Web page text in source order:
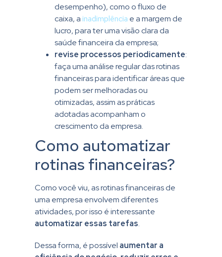
desempenho), como o fluxo de
caixa, a inadimplência e a margem de
lucro, para ter uma visão clara da
saúde financeira da empresa;
revise processos periodicamente:
faça uma análise regular das rotinas
financeiras para identificar áreas que
podem ser melhoradas ou
otimizadas, assim as práticas
adotadas acompanham o
crescimento da empresa.
Como automatizar
rotinas financeiras?
Como você viu, as rotinas financeiras de
uma empresa envolvem diferentes
atividades, por isso é interessante
automatizar essas tarefas.
Dessa forma, é possível aumentar a